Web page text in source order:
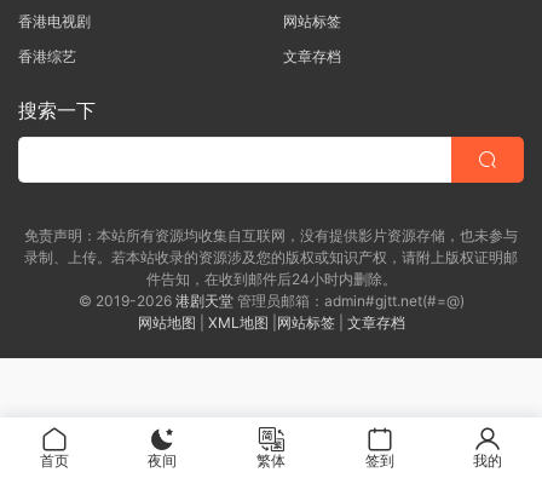
香港电视剧
香港综艺
网站标签
文章存档
搜索一下
免责声明：本站所有资源均收集自互联网，没有提供影片资源存储，也未参与
录制、上传。若本站收录的资源涉及您的版权或知识产权，请附上版权证明邮
件告知，在收到邮件后24小时内删除。
© 2019-2026 港剧天堂管理员邮箱：admin#gjtt.net(#=@)
网站地图
XML地图 网站标签| 文章存档
首页 夜间 繁体 签到 我的